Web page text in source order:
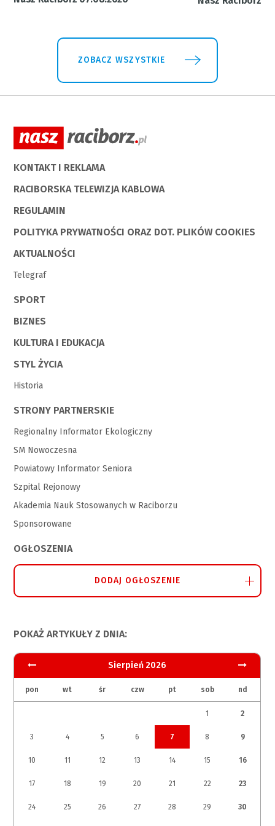
ZOBACZ WSZYSTKIE
KONTAKT I REKLAMA
RACIBORSKA TELEWIZJA KABLOWA
REGULAMIN
POLITYKA PRYWATNOŚCI ORAZ DOT. PLIKÓW COOKIES
AKTUALNOŚCI
Telegraf
SPORT
BIZNES
KULTURA I EDUKACJA
STYL ŻYCIA
Historia
STRONY PARTNERSKIE
Regionalny Informator Ekologiczny
SM Nowoczesna
Powiatowy Informator Seniora
Szpital Rejonowy
Akademia Nauk Stosowanych w Raciborzu
Sponsorowane
OGŁOSZENIA
DODAJ OGŁOSZENIE
POKAŻ ARTYKUŁY Z DNIA:
Sierpień 2026
pon wt śr czw pt sob nd
1 2
3 4 5 6 7 8 9
10 11 12 13 14 15 16
17 18 19 20 21 22 23
24 25 26 27 28 29 30